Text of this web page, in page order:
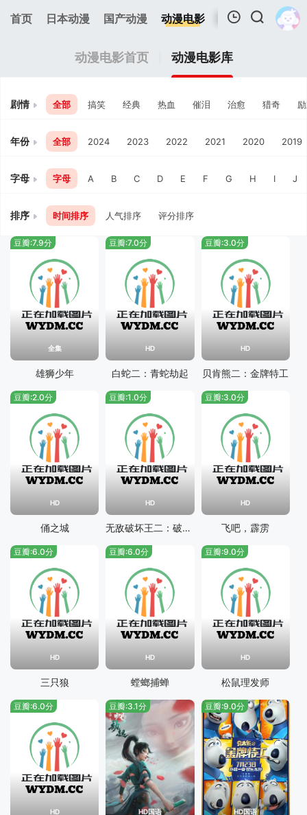
首页 日本动漫 国产动漫 动漫电影 欧美动漫 追剧
我的观影记录
动漫电影首页 动漫电影库
剧情 全部 搞笑 经典 热血 催泪 治愈 猎奇
年份 全部 2024 2023 2022 2021 2020 2019
字母 字母 A B C D E F G H I J
排序 时间排序 人气排序 评分排序
全集
豆瓣:7.9分
雄狮少年
HD
豆瓣:7.0分
白蛇二：青蛇劫起
HD
豆瓣:3.0分
贝肯熊二：金牌特工
HD
豆瓣:2.0分
俑之城
HD
豆瓣:1.0分
无敌破坏王二：破坏王大闹互联网
HD
豆瓣:3.0分
飞吧，霹雳
HD
豆瓣:6.0分
三只狼
HD
豆瓣:6.0分
螳螂捕蝉
HD
豆瓣:9.0分
松鼠理发师
HD
豆瓣:6.0分
HD国语
豆瓣:3.1分
HD国语
豆瓣:9.0分